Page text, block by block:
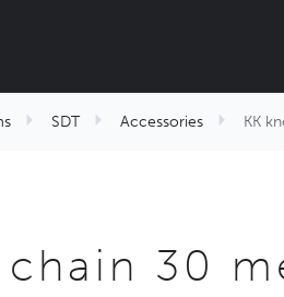
SDT Accessories KK
30